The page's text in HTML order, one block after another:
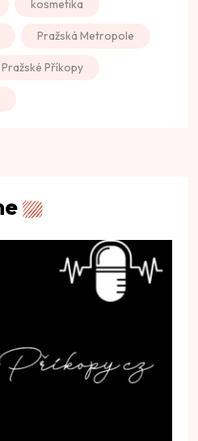
kosmetika
Pražská Metropole
Pražské Příkopy